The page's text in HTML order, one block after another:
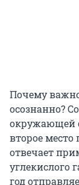
Почему
осознанно?
окружающей
второе
отвечает
углекислого
год